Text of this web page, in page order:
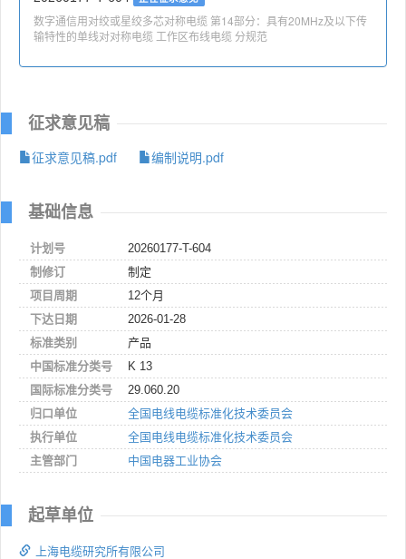
数字通信用对绞或星绞多芯对称电缆 第14部分：具有20MHz及以下传
输特性的单线对对称电缆 工作区布线电缆 分规范
征求意见稿
征求意见稿.pdf
编制说明.pdf
基础信息
计划号
20260177-T-604
制修订
制定
项目周期
12个月
下达日期
2026-01-28
标准类别
产品
中国标准分类号
K 13
国际标准分类号
29.060.20
归口单位
全国电线电缆标准化技术委员会
执行单位
全国电线电缆标准化技术委员会
主管部门
中国电器工业协会
起草单位
上海电缆研究所有限公司